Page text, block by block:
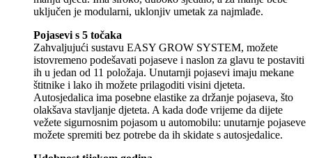
uključen je modularni, uklonjiv umetak za najmlađe.
Pojasevi s 5 točaka
Zahvaljujući sustavu EASY GROW SYSTEM, možete
istovremeno podešavati pojaseve i naslon za glavu te postaviti
ih u jedan od 11 položaja. Unutarnji pojasevi imaju mekane
štitnike i lako ih možete prilagoditi visini djeteta.
Autosjedalica ima posebne elastike za držanje pojaseva, što
olakšava stavljanje djeteta. A kada dođe vrijeme da dijete
vežete sigurnosnim pojasom u automobilu: unutarnje pojaseve
možete spremiti bez potrebe da ih skidate s autosjedalice.